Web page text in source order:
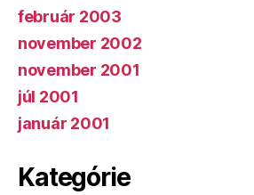
február 2003
november 2002
november 2001
júl 2001
január 2001
Kategórie